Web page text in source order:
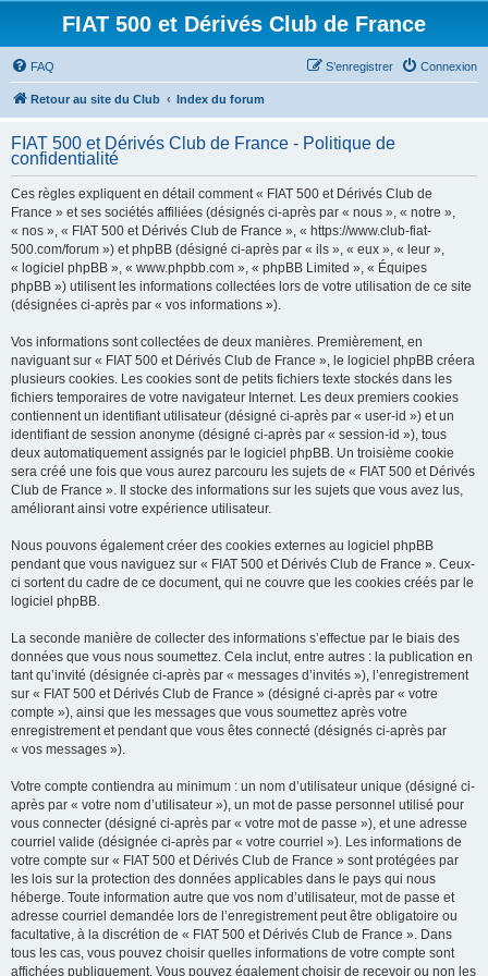
FIAT 500 et Dérivés Club de France
FAQ Connexion
S’enregistrer
Retour au site du Club Index du forum
FIAT 500 et Dérivés Club de France - Politique de
confidentialité
Ces règles expliquent en détail comment « FIAT 500 et Dérivés Club de
France » et ses sociétés affiliées (désignés ci-après par « nous », « notre »,
« nos », « FIAT 500 et Dérivés Club de France », « https://www.club-fiat-
500.com/forum ») et phpBB (désigné ci-après par « ils », « eux », « leur »,
« logiciel phpBB », « www.phpbb.com », « phpBB Limited », « Équipes
phpBB ») utilisent les informations collectées lors de votre utilisation de ce site
(désignées ci-après par « vos informations »).
Vos informations sont collectées de deux manières. Premièrement, en
naviguant sur « FIAT 500 et Dérivés Club de France », le logiciel phpBB créera
plusieurs cookies. Les cookies sont de petits fichiers texte stockés dans les
fichiers temporaires de votre navigateur Internet. Les deux premiers cookies
contiennent un identifiant utilisateur (désigné ci-après par « user-id ») et un
identifiant de session anonyme (désigné ci-après par « session-id »), tous
deux automatiquement assignés par le logiciel phpBB. Un troisième cookie
sera créé une fois que vous aurez parcouru les sujets de « FIAT 500 et Dérivés
Club de France ». Il stocke des informations sur les sujets que vous avez lus,
améliorant ainsi votre expérience utilisateur.
Nous pouvons également créer des cookies externes au logiciel phpBB
pendant que vous naviguez sur « FIAT 500 et Dérivés Club de France ». Ceux-
ci sortent du cadre de ce document, qui ne couvre que les cookies créés par le
logiciel phpBB.
La seconde manière de collecter des informations s’effectue par le biais des
données que vous nous soumettez. Cela inclut, entre autres : la publication en
tant qu’invité (désignée ci-après par « messages d’invités »), l’enregistrement
sur « FIAT 500 et Dérivés Club de France » (désigné ci-après par « votre
compte »), ainsi que les messages que vous soumettez après votre
enregistrement et pendant que vous êtes connecté (désignés ci-après par
« vos messages »).
Votre compte contiendra au minimum : un nom d’utilisateur unique (désigné ci-
après par « votre nom d’utilisateur »), un mot de passe personnel utilisé pour
vous connecter (désigné ci-après par « votre mot de passe »), et une adresse
courriel valide (désignée ci-après par « votre courriel »). Les informations de
votre compte sur « FIAT 500 et Dérivés Club de France » sont protégées par
les lois sur la protection des données applicables dans le pays qui nous
héberge. Toute information autre que vos nom d’utilisateur, mot de passe et
adresse courriel demandée lors de l’enregistrement peut être obligatoire ou
facultative, à la discrétion de « FIAT 500 et Dérivés Club de France ». Dans
tous les cas, vous pouvez choisir quelles informations de votre compte sont
affichées publiquement. Vous pouvez également choisir de recevoir ou non les